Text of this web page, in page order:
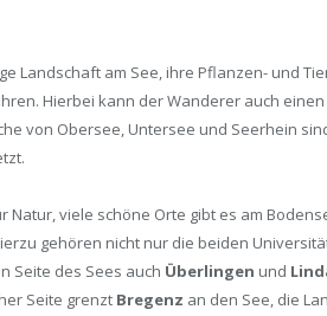
Landschaft am See, ihre Pflanzen- und
Hierbei kann der Wanderer auch
von Obersee, Untersee und Seerhein
Natur, viele schöne Orte gibt es am
gehören nicht nur die beiden
Seite des Sees auch Überlingen und
Seite grenzt Bregenz an den See, die